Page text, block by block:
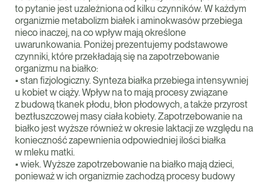
to pytanie jest uzależniona od kilku czynników. W każdym
organizmie metabolizm białek i aminokwasów przebiega
nieco inaczej, na co wpływ mają określone
uwarunkowania. Poniżej prezentujemy podstawowe
czynniki, które przekładają się na zapotrzebowanie
organizmu na białko:
• stan fizjologiczny. Synteza białka przebiega intensywniej
u kobiet w ciąży. Wpływ na to mają procesy związane
z budową tkanek płodu, błon płodowych, a także przyrost
beztłuszczowej masy ciała kobiety. Zapotrzebowanie na
białko jest wyższe również w okresie laktacji ze względu na
konieczność zapewnienia odpowiedniej ilości białka
w mleku matki.
• wiek. Wyższe zapotrzebowanie na białko mają dzieci,
ponieważ w ich organizmie zachodzą procesy budowy